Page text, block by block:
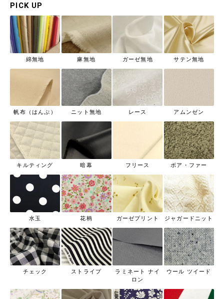
PICK UP
綿無地 麻無地 ガーゼ無地 サテン無地
帆布（はんぷ） ニット無地 レース アムンゼン
キルティング 暗幕 フリース ボア・ファー
水玉 花柄 ガーゼプリント ジャガードニット
チェック ストライプ
ラミネート ナイ
ロン
ウール ツイード